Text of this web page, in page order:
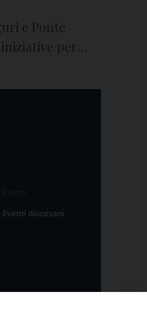
e Ponte
per
Eventi diocesani